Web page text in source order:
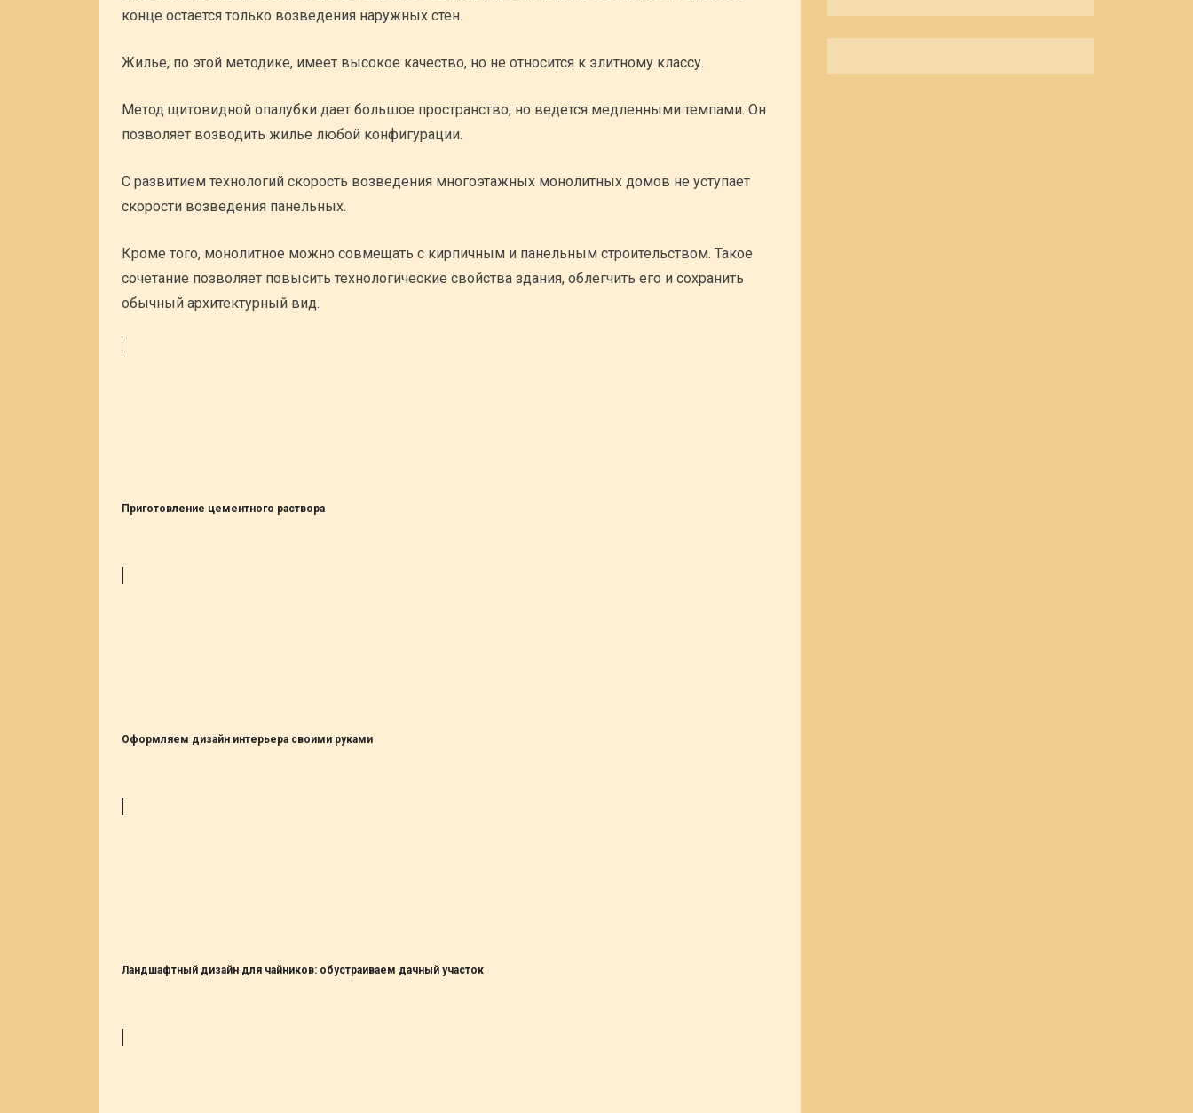
конце остается только возведения наружных стен.
Жилье, по этой методике, имеет высокое качество, но не относится к элитному классу.
Метод щитовидной опалубки дает большое пространство, но ведется медленными темпами. Он
позволяет возводить жилье любой конфигурации.
С развитием технологий скорость возведения многоэтажных монолитных домов не уступает
скорости возведения панельных.
Кроме того, монолитное можно совмещать с кирпичным и панельным строительством. Такое
сочетание позволяет повысить технологические свойства здания, облегчить его и сохранить
обычный архитектурный вид.
Приготовление цементного раствора
Оформляем дизайн интерьера своими руками
Ландшафтный дизайн для чайников: обустраиваем дачный участок